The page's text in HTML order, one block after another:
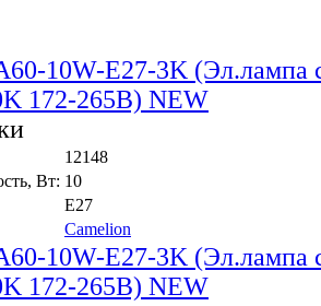
10W-E27-3K (Эл.лампа
172-265В) NEW
12148
Вт: 10
E27
Camelion
10W-E27-3K (Эл.лампа
172-265В) NEW